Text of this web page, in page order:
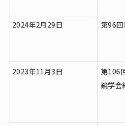
2024年2月29日 第96
2023年11月3日
第106
鏡学会